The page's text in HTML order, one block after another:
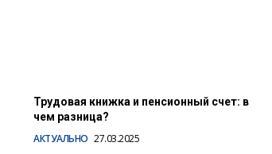
Трудовая книжка и пенсионный счет: в
чем разница?
АКТУАЛЬНО 27.03.2025